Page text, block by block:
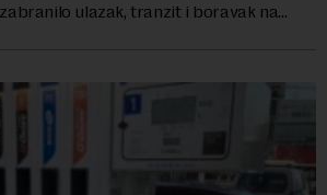
ulazak, tranzit i boravak na